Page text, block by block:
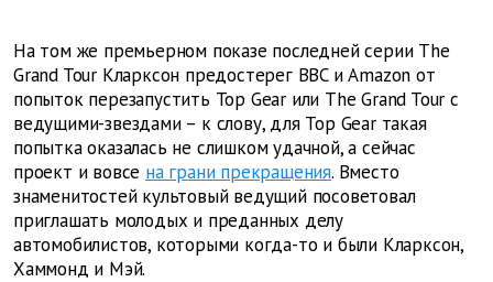
На том же премьерном показе последней серии The
Grand Tour Кларксон предостерег BBC и Amazon от
попыток перезапустить Top Gear или The Grand Tour с
ведущими-звездами – к слову, для Top Gear такая
попытка оказалась не слишком удачной, а сейчас
проект и вовсе на грани прекращения. Вместо
знаменитостей культовый ведущий посоветовал
приглашать молодых и преданных делу
автомобилистов, которыми когда-то и были Кларксон,
Хаммонд и Мэй.